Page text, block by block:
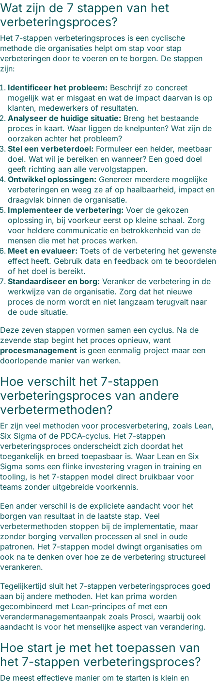
Wat zijn de 7 stappen van het
verbeteringsproces?
Het 7-stappen verbeteringsproces is een cyclische
methode die organisaties helpt om stap voor stap
verbeteringen door te voeren en te borgen. De stappen
zijn:
Identificeer het probleem: Beschrijf zo concreet
mogelijk wat er misgaat en wat de impact daarvan is op
klanten, medewerkers of resultaten.
Analyseer de huidige situatie: Breng het bestaande
proces in kaart. Waar liggen de knelpunten? Wat zijn de
oorzaken achter het probleem?
Stel een verbeterdoel: Formuleer een helder, meetbaar
doel. Wat wil je bereiken en wanneer? Een goed doel
geeft richting aan alle vervolgstappen.
Ontwikkel oplossingen: Genereer meerdere mogelijke
verbeteringen en weeg ze af op haalbaarheid, impact en
draagvlak binnen de organisatie.
Implementeer de verbetering: Voer de gekozen
oplossing in, bij voorkeur eerst op kleine schaal. Zorg
voor heldere communicatie en betrokkenheid van de
mensen die met het proces werken.
Meet en evalueer: Toets of de verbetering het gewenste
effect heeft. Gebruik data en feedback om te beoordelen
of het doel is bereikt.
Standaardiseer en borg: Veranker de verbetering in de
werkwijze van de organisatie. Zorg dat het nieuwe
proces de norm wordt en niet langzaam terugvalt naar
de oude situatie.
Deze zeven stappen vormen samen een cyclus. Na de
zevende stap begint het proces opnieuw, want
procesmanagement is geen eenmalig project maar een
doorlopende manier van werken.
Hoe verschilt het 7-stappen
verbeteringsproces van andere
verbetermethoden?
Er zijn veel methoden voor procesverbetering, zoals Lean,
Six Sigma of de PDCA-cyclus. Het 7-stappen
verbeteringsproces onderscheidt zich doordat het
toegankelijk en breed toepasbaar is. Waar Lean en Six
Sigma soms een flinke investering vragen in training en
tooling, is het 7-stappen model direct bruikbaar voor
teams zonder uitgebreide voorkennis.
Een ander verschil is de expliciete aandacht voor het
borgen van resultaat in de laatste stap. Veel
verbetermethoden stoppen bij de implementatie, maar
zonder borging vervallen processen al snel in oude
patronen. Het 7-stappen model dwingt organisaties om
ook na te denken over hoe ze de verbetering structureel
verankeren.
Tegelijkertijd sluit het 7-stappen verbeteringsproces goed
aan bij andere methoden. Het kan prima worden
gecombineerd met Lean-principes of met een
verandermanagementaanpak zoals Prosci, waarbij ook
aandacht is voor het menselijke aspect van verandering.
Hoe start je met het toepassen van
het 7-stappen verbeteringsproces?
De meest effectieve manier om te starten is klein en